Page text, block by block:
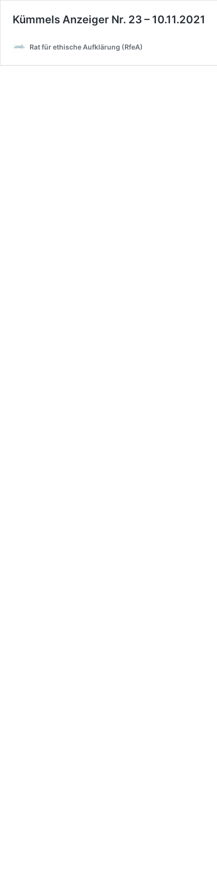
Kümmels Anzeiger Nr. 23 – 10.11.2021
Rat für ethische Aufklärung (RfeA)